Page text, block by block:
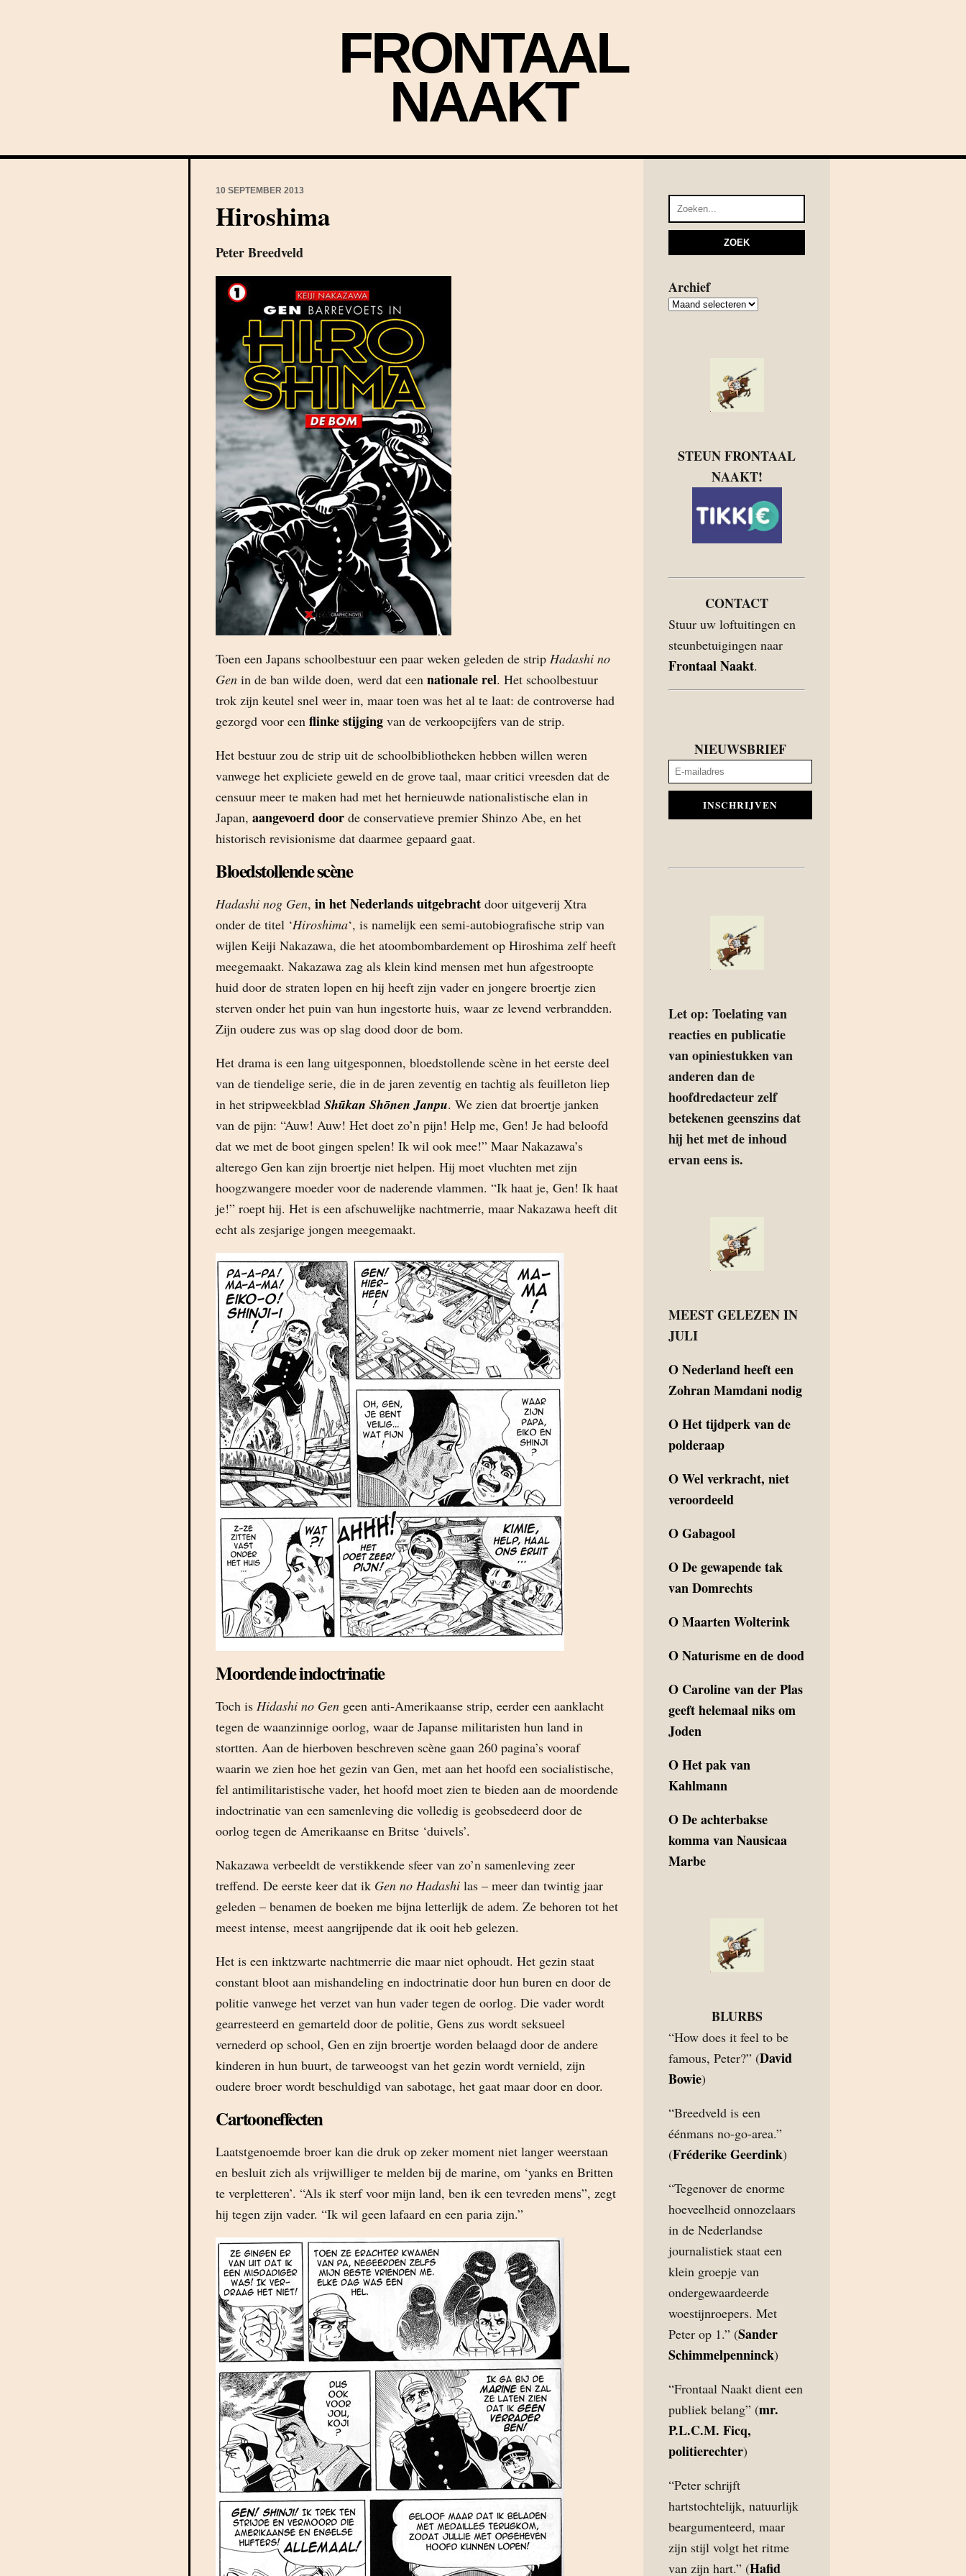
FRONTAAL
NAAKT
10 SEPTEMBER 2013
Hiroshima
Peter Breedveld
Toen een Japans schoolbestuur een paar weken geleden de strip Hadashi no
Gen in de ban wilde doen, werd dat een nationale rel. Het schoolbestuur
trok zijn keutel snel weer in, maar toen was het al te laat: de controverse had
gezorgd voor een flinke stijging van de verkoopcijfers van de strip.
Het bestuur zou de strip uit de schoolbibliotheken hebben willen weren
vanwege het expliciete geweld en de grove taal, maar critici vreesden dat de
censuur meer te maken had met het hernieuwde nationalistische elan in
Japan, aangevoerd door de conservatieve premier Shinzo Abe, en het
historisch revisionisme dat daarmee gepaard gaat.
Bloedstollende scène
Hadashi nog Gen, in het Nederlands uitgebracht door uitgeverij Xtra
onder de titel ‘Hiroshima‘, is namelijk een semi-autobiografische strip van
wijlen Keiji Nakazawa, die het atoombombardement op Hiroshima zelf heeft
meegemaakt. Nakazawa zag als klein kind mensen met hun afgestroopte
huid door de straten lopen en hij heeft zijn vader en jongere broertje zien
sterven onder het puin van hun ingestorte huis, waar ze levend verbrandden.
Zijn oudere zus was op slag dood door de bom.
Het drama is een lang uitgesponnen, bloedstollende scène in het eerste deel
van de tiendelige serie, die in de jaren zeventig en tachtig als feuilleton liep
in het stripweekblad Shūkan Shōnen Janpu. We zien dat broertje janken
van de pijn: “Auw! Auw! Het doet zo’n pijn! Help me, Gen! Je had beloofd
dat we met de boot gingen spelen! Ik wil ook mee!” Maar Nakazawa’s
alterego Gen kan zijn broertje niet helpen. Hij moet vluchten met zijn
hoogzwangere moeder voor de naderende vlammen. “Ik haat je, Gen! Ik haat
je!” roept hij. Het is een afschuwelijke nachtmerrie, maar Nakazawa heeft dit
echt als zesjarige jongen meegemaakt.
Moordende indoctrinatie
Toch is Hidashi no Gen geen anti-Amerikaanse strip, eerder een aanklacht
tegen de waanzinnige oorlog, waar de Japanse militaristen hun land in
stortten. Aan de hierboven beschreven scène gaan 260 pagina’s vooraf
waarin we zien hoe het gezin van Gen, met aan het hoofd een socialistische,
fel antimilitaristische vader, het hoofd moet zien te bieden aan de moordende
indoctrinatie van een samenleving die volledig is geobsedeerd door de
oorlog tegen de Amerikaanse en Britse ‘duivels’.
Nakazawa verbeeldt de verstikkende sfeer van zo’n samenleving zeer
treffend. De eerste keer dat ik Gen no Hadashi las – meer dan twintig jaar
geleden – benamen de boeken me bijna letterlijk de adem. Ze behoren tot het
meest intense, meest aangrijpende dat ik ooit heb gelezen.
Het is een inktzwarte nachtmerrie die maar niet ophoudt. Het gezin staat
constant bloot aan mishandeling en indoctrinatie door hun buren en door de
politie vanwege het verzet van hun vader tegen de oorlog. Die vader wordt
gearresteerd en gemarteld door de politie, Gens zus wordt seksueel
vernederd op school, Gen en zijn broertje worden belaagd door de andere
kinderen in hun buurt, de tarweoogst van het gezin wordt vernield, zijn
oudere broer wordt beschuldigd van sabotage, het gaat maar door en door.
Cartooneffecten
Laatstgenoemde broer kan die druk op zeker moment niet langer weerstaan
en besluit zich als vrijwilliger te melden bij de marine, om ‘yanks en Britten
te verpletteren’. “Als ik sterf voor mijn land, ben ik een tevreden mens”, zegt
hij tegen zijn vader. “Ik wil geen lafaard en een paria zijn.”
Archief
Archief
STEUN FRONTAAL
NAAKT!
CONTACT
Stuur uw loftuitingen en
steunbetuigingen naar
Frontaal Naakt.
NIEUWSBRIEF
INSCHRIJVEN
Let op: Toelating van
reacties en publicatie
van opiniestukken van
anderen dan de
hoofdredacteur zelf
betekenen geenszins dat
hij het met de inhoud
ervan eens is.
MEEST GELEZEN IN
JULI
ONederland heeft een
Zohran Mamdani nodig
OHet tijdperk van de
polderaap
OWel verkracht, niet
veroordeeld
OGabagool
ODe gewapende tak
van Domrechts
OMaarten Wolterink
ONaturisme en de dood
O Caroline van der Plas
geeft helemaal niks om
Joden
OHet pak van
Kahlmann
ODe achterbakse
komma van Nausicaa
Marbe
BLURBS
“How does it feel to be
famous, Peter?” (David
Bowie)
“Breedveld is een
éénmans no-go-area.”
(Fréderike Geerdink)
“Tegenover de enorme
hoeveelheid onnozelaars
in de Nederlandse
journalistiek staat een
klein groepje van
ondergewaardeerde
woestijnroepers. Met
Peter op 1.” (Sander
Schimmelpenninck)
“Frontaal Naakt dient een
publiek belang” (mr.
P.L.C.M. Ficq,
politierechter)
“Peter schrijft
hartstochtelijk, natuurlijk
beargumenteerd, maar
zijn stijl volgt het ritme
van zijn hart.” (Hafid